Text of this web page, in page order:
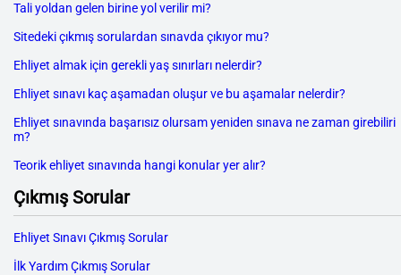
Tali yoldan gelen birine yol verilir mi?
Sitedeki çıkmış sorulardan sınavda çıkıyor mu?
Ehliyet almak için gerekli yaş sınırları nelerdir?
Ehliyet sınavı kaç aşamadan oluşur ve bu aşamalar nelerdir?
Ehliyet sınavında başarısız olursam yeniden sınava ne zaman girebiliri
m?
Teorik ehliyet sınavında hangi konular yer alır?
Çıkmış Sorular
Ehliyet Sınavı Çıkmış Sorular
İlk Yardım Çıkmış Sorular